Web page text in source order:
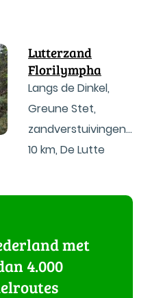
Lutterzand
Florilympha
Langs de Dinkel,
Greune Stet,
zandverstuivingen,
bos, jeneverbessen
10 km, De Lutte
met
4.000